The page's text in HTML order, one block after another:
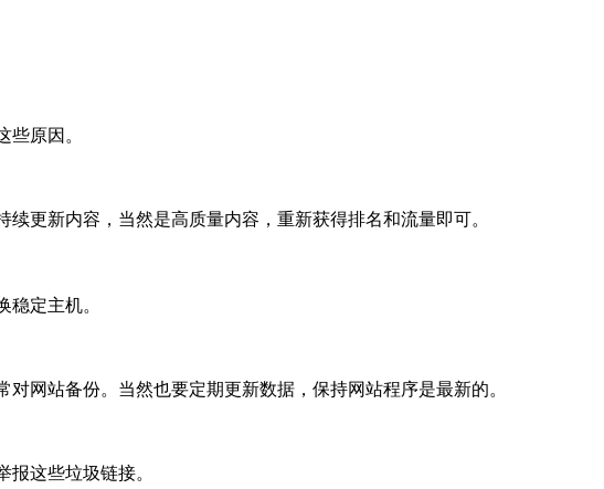
原因。
更新内容，当然是高质量内容，重新获得排名和流量即可。
定主机。
网站备份。当然也要定期更新数据，保持网站程序是最新的。
这些垃圾链接。